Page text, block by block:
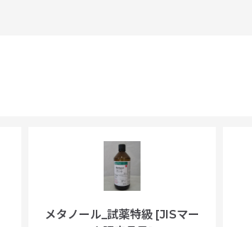
メタノール_試薬特級 [JISマー